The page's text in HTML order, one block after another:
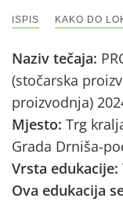
ISPIS KAKO DO
Naziv tečaja:
(stočarska
proizvodnja)
Mjesto: Trg
Grada Drniša-
Vrsta edukacije:
Ova edukacija